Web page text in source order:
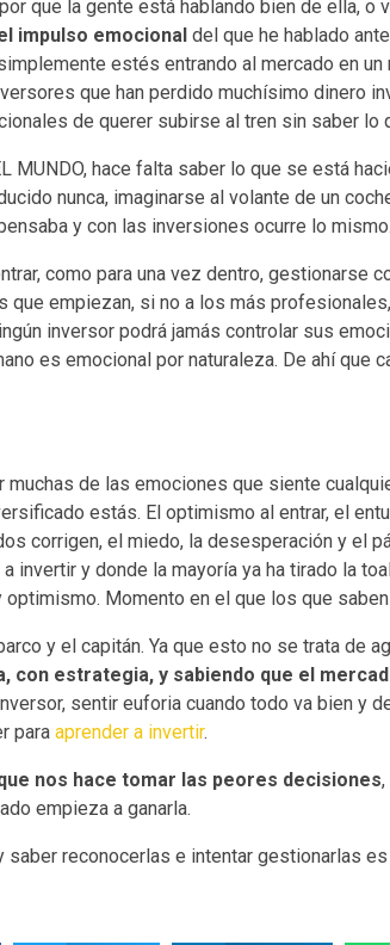
que la gente está hablando bien de ella,
impulso emocional del que he hablado
estés entrando al mercado en
que han perdido muchísimo dinero
de querer subirse al tren sin saber lo
MUNDO, hace falta saber lo que se está
nunca, imaginarse al volante de un
y con las inversiones ocurre lo mismo.
como para una vez dentro, gestionarse
empiezan, si no a los más
inversor podrá jamás controlar sus
es emocional por naturaleza. De ahí que
de las emociones que siente
estás. El optimismo al entrar, el
corrigen, el miedo, la desesperación y el
invertir y donde la mayoría ya ha tirado la
Momento en el que los que
y el capitán. Ya que esto no se trata de
con estrategia, y sabiendo que el
sentir euforia cuando todo va bien y
para aprender a invertir.
nos hace tomar las peores decisiones
empieza a ganarla.
reconocerlas e intentar gestionarlas